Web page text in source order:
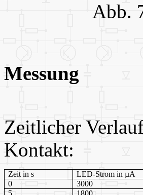
Abb.
Messung
Zeitlicher
Kontakt:
Zeit in s
LED-Strom in µA
0
3000